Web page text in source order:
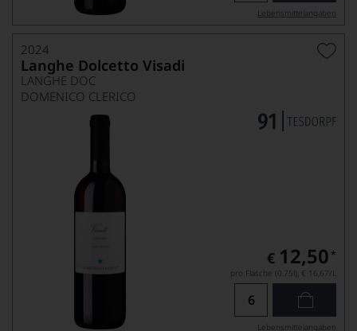
Lebensmittel­angaben
2024
Langhe Dolcetto Visadi
LANGHE DOC
DOMENICO CLERICO
€ 12,50 *
pro Flasche (0.75l), € 16,67/L
Lebensmittel­angaben